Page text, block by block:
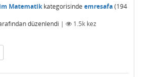
Matematikkategorisinde emresafa(194
düzenlendi | 1.5k kez